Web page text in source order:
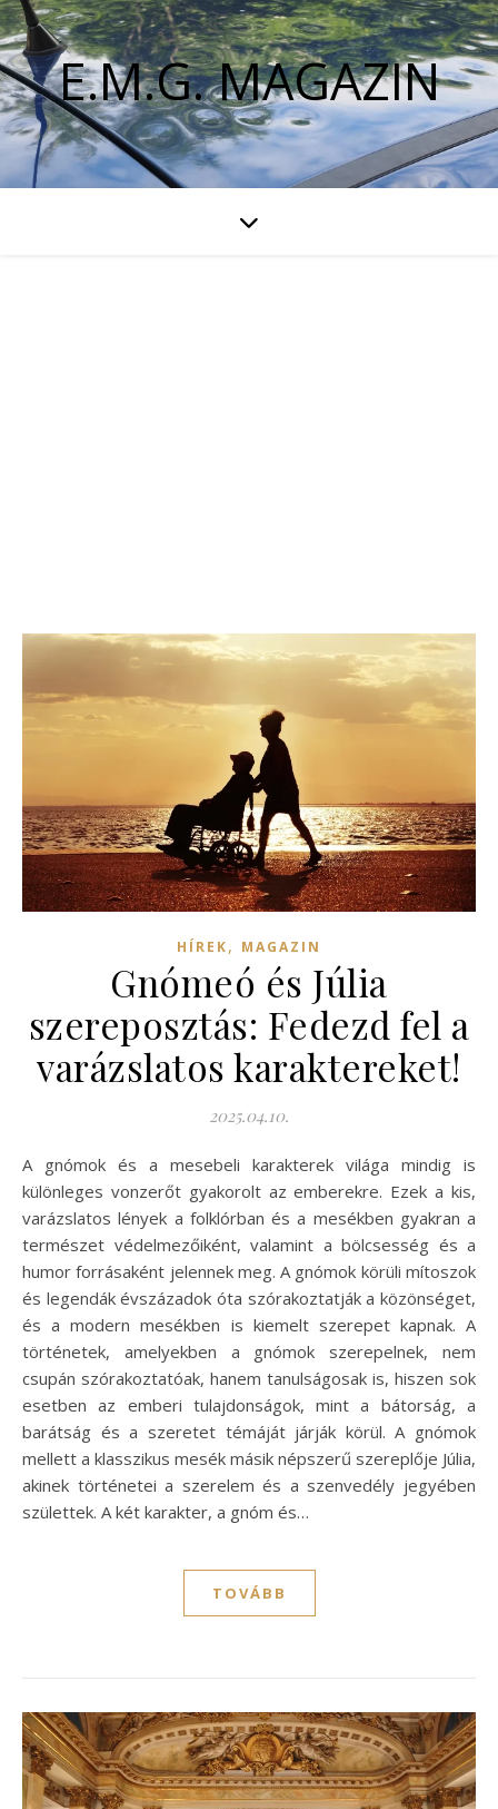
E.M.G. MAGAZIN
HÍREK, MAGAZIN
Gnómeó és Júlia
szereposztás: Fedezd fel a
varázslatos karaktereket!
2025.04.10.
A gnómok és a mesebeli karakterek világa mindig is
különleges vonzerőt gyakorolt az emberekre. Ezek a kis,
varázslatos lények a folklórban és a mesékben gyakran a
természet védelmezőiként, valamint a bölcsesség és a
humor forrásaként jelennek meg. A gnómok körüli mítoszok
és legendák évszázadok óta szórakoztatják a közönséget,
és a modern mesékben is kiemelt szerepet kapnak. A
történetek, amelyekben a gnómok szerepelnek, nem
csupán szórakoztatóak, hanem tanulságosak is, hiszen sok
esetben az emberi tulajdonságok, mint a bátorság, a
barátság és a szeretet témáját járják körül. A gnómok
mellett a klasszikus mesék másik népszerű szereplője Júlia,
akinek történetei a szerelem és a szenvedély jegyében
születtek. A két karakter, a gnóm és…
TOVÁBB